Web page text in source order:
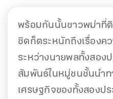
พร้อมกันนั้นชาวพม่าที่
ชิดก็ตระหนักถึงเรื่อง
ระหว่างนายพลทั้งสอง
สัมพันธ์ในหมู่ชนชั้นนำท
เศรษฐกิจของทั้งสองป